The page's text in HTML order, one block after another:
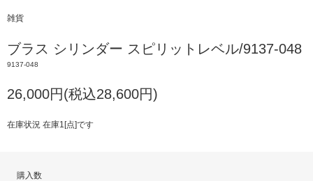
雑貨
ブラス シリンダー スピリットレベル/9137-048
9137-048
26,000円(税込28,600円)
在庫状況 在庫1[点]です
購入数